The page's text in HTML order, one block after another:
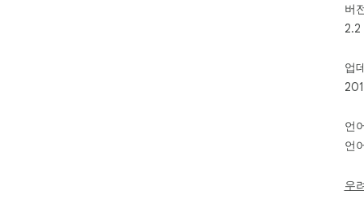
버
2.2
업
우
언
언